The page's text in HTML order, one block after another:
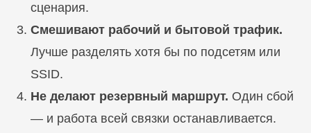
сценария.
Смешивают рабочий и бытовой трафик.
Лучше разделять хотя бы по подсетям или
SSID.
Не делают резервный маршрут. Один сбой
— и работа всей связки останавливается.